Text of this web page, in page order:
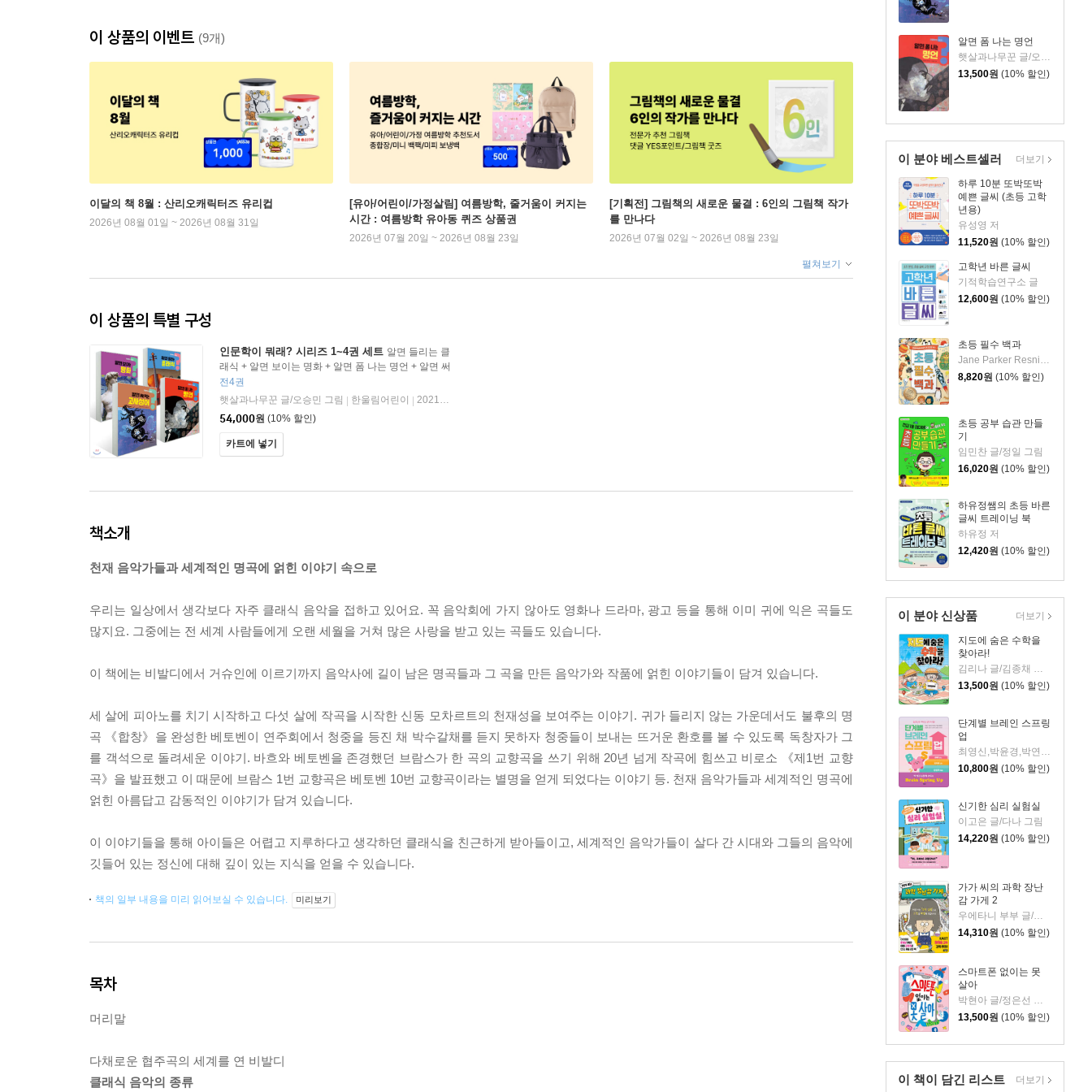
알면 폼 나는 명언
13,500원 (10% 할인)
이 분야 베스트셀러
하루 10분 또박또박
예쁜 글씨 (초등 고학
년용)
유성영 저
11,520원 (10% 할인)
고학년 바른 글씨
기적학습연구소 글
12,600원 (10% 할인)
초등 필수 백과
Jane Parker Resnick,Rebecca L. Grambo 글
8,820원 (10% 할인)
초등 공부 습관 만들
기
임민찬 글/정일 그림
16,020원 (10% 할인)
하유정쌤의 초등 바른
글씨 트레이닝 북
하유정 저
12,420원 (10% 할인)
더보기
이 분야 신상품
지도에 숨은 수학을
찾아라!
13,500원 (10% 할인)
단계별 브레인 스프링
업
최영신,박윤경,박연희,신민철,배영의,배정희,김은주,오현주,김은희,이주은 저
10,800원 (10% 할인)
신기한 심리 실험실
이고은 글/다나 그림
14,220원 (10% 할인)
가가 씨의 과학 장난
감 가게 2
우에타니 부부 글/양지연 역/야마무라 신이치로 감수
14,310원 (10% 할인)
스마트폰 없이는 못
살아
박현아 글/정은선 그림
13,500원 (10% 할인)
더보기
이 책이 담긴 리스트 더보기
이 상품의 이벤트 (9개)
이달의 책 8월 : 산리오캐릭터즈 유리컵
2026년 08월 01일 ~ 2026년 08월 31일
[유아/어린이/가정살림] 여름방학, 줄거움이 커지는
시간 : 여름방학 유아동 퀴즈 상품권
2026년 07월 20일 ~ 2026년 08월 23일
[기획전] 그림책의 새로운 물결 : 6인의 그림책 작가
를 만나다
2026년 07월 02일 ~ 2026년 08월 23일
펼쳐보기
이 상품의 특별 구성
인문학이 뭐래? 시리즈 1~4권 세트 알면 들리는 클
래식 + 알면 보이는 명화 + 알면 폼 나는 명언 + 알면 써
먹는 고사성어
전4권
햇살과나무꾼 글/오승민 그림
한울림어린이
2021년 03월 10일
54,000원 (10% 할인)
카트에 넣기
책소개
천재 음악가들과 세계적인 명곡에 얽힌 이야기 속으로
우리는 일상에서 생각보다 자주 클래식 음악을 접하고 있어요. 꼭 음악회에 가지 않아도 영화나 드라마, 광고 등을 통해 이미 귀에 익은 곡들도
많지요. 그중에는 전 세계 사람들에게 오랜 세월을 거쳐 많은 사랑을 받고 있는 곡들도 있습니다.
이 책에는 비발디에서 거슈인에 이르기까지 음악사에 길이 남은 명곡들과 그 곡을 만든 음악가와 작품에 얽힌 이야기들이 담겨 있습니다.
세 살에 피아노를 치기 시작하고 다섯 살에 작곡을 시작한 신동 모차르트의 천재성을 보여주는 이야기. 귀가 들리지 않는 가운데서도 불후의 명
곡 《합창》을 완성한 베토벤이 연주회에서 청중을 등진 채 박수갈채를 듣지 못하자 청중들이 보내는 뜨거운 환호를 볼 수 있도록 독창자가 그
를 객석으로 돌려세운 이야기. 바흐와 베토벤을 존경했던 브람스가 한 곡의 교향곡을 쓰기 위해 20년 넘게 작곡에 힘쓰고 비로소 《제1번 교향
곡》을 발표했고 이 때문에 브람스 1번 교향곡은 베토벤 10번 교향곡이라는 별명을 얻게 되었다는 이야기 등. 천재 음악가들과 세계적인 명곡에
얽힌 아름답고 감동적인 이야기가 담겨 있습니다.
이 이야기들을 통해 아이들은 어렵고 지루하다고 생각하던 클래식을 친근하게 받아들이고, 세계적인 음악가들이 살다 간 시대와 그들의 음악에
깃들어 있는 정신에 대해 깊이 있는 지식을 얻을 수 있습니다.
책의 일부 내용을 미리 읽어보실 수 있습니다. 미리보기
목차
머리말
다채로운 협주곡의 세계를 연 비발디
클래식 음악의 종류